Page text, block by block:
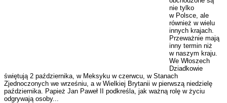
nie tylko
w Polsce, ale
również w wielu
innych krajach.
Przeważnie mają
inny termin niż
w naszym kraju.
We Włoszech
Dziadkowie
świętują 2 października, w Meksyku w czerwcu, w Stanach
Zjednoczonych we wrześniu, a w Wielkiej Brytanii w pierwszą niedzielę
października. Papież Jan Paweł II podkreśla, jak ważną rolę w życiu
odgrywają osoby...